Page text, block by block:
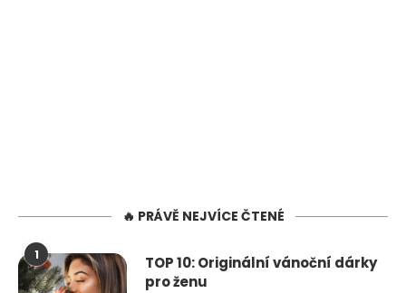
🔥 PRÁVĚ NEJVÍCE ČTENÉ
1
TOP 10: Originální vánoční dárky
pro ženu